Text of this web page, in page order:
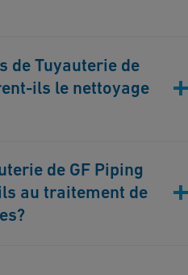
de maturation et la
de Tuyauterie de
ils le nettoyage
approfondis, prévenant
le respect de normes
de GF Piping
au traitement de